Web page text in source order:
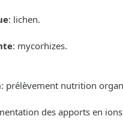
: lichen.
: mycorhizes.
: prélèvement nutrition
des apports en